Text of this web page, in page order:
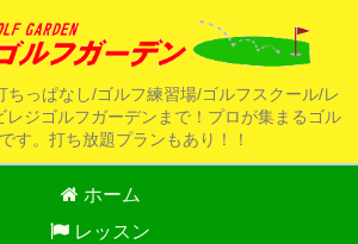
ちっぱなし/ゴルフ練習場/ゴルフスクール/レ
レジゴルフガーデンまで！プロが集まるゴル
す。打ち放題プランもあり！！
ホーム
レッスン